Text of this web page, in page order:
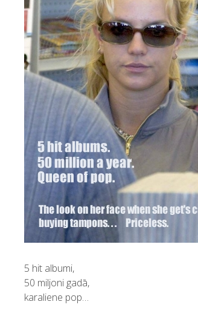
5 hit albumi,
50 miljoni gadā,
karaliene pop…